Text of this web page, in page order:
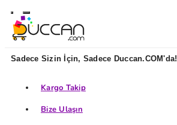
Sadece Sizin İçin, Sadece Duccan.COM'da!
Kargo Takip
Bize Ulaşın